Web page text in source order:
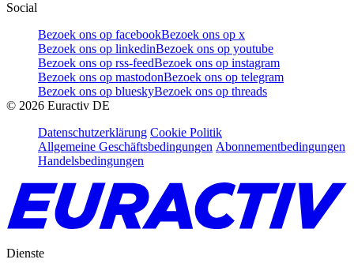
Social
Bezoek ons op facebookBezoek ons op x
Bezoek ons op linkedinBezoek ons op youtube
Bezoek ons op rss-feedBezoek ons op instagram
Bezoek ons op mastodonBezoek ons op telegram
Bezoek ons op blueskyBezoek ons op threads
© 2026 Euractiv DE
Datenschutzerklärung Cookie Politik
Allgemeine Geschäftsbedingungen Abonnementbedingungen
Handelsbedingungen
Dienste